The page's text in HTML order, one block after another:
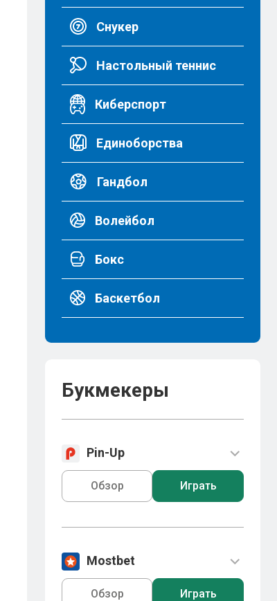
Снукер
Настольный теннис
Киберспорт
Единоборства
Гандбол
Волейбол
Бокс
Баскетбол
Букмекеры
Pin-Up
Обзор Играть
Mostbet
Обзор Играть